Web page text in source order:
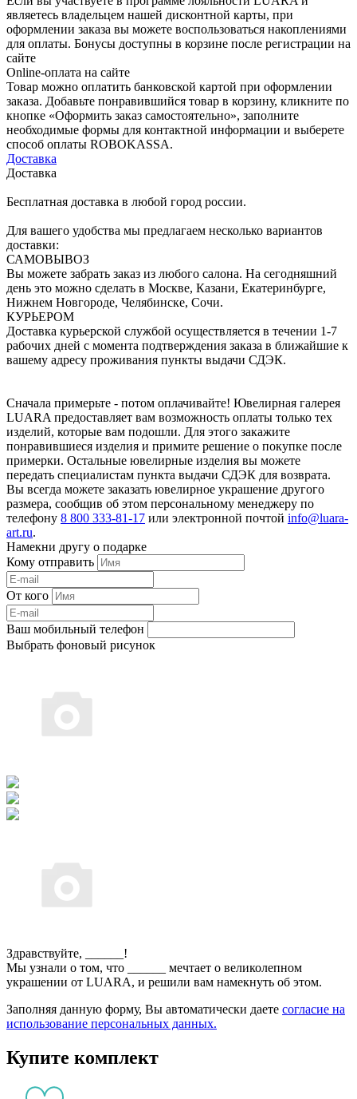
являетесь владельцем нашей дисконтной карты, при
оформлении заказа вы можете воспользоваться накоплениями
для оплаты. Бонусы доступны в корзине после регистрации на
сайте
Online-оплата на сайте
Товар можно оплатить банковской картой при оформлении
заказа. Добавьте понравившийся товар в корзину, кликните по
кнопке «Оформить заказ самостоятельно», заполните
необходимые формы для контактной информации и выберете
способ оплаты ROBOKASSA.
Доставка
Доставка
Бесплатная доставка в любой город россии.
Для вашего удобства мы предлагаем несколько вариантов
доставки:
САМОВЫВОЗ
Вы можете забрать заказ из любого салона. На сегодняшний
день это можно сделать в Москве, Казани, Екатеринбурге,
Нижнем Новгороде, Челябинске, Сочи.
КУРЬЕРОМ
Доставка курьерской службой осуществляется в течении 1-7
рабочих дней с момента подтверждения заказа в ближайшие к
вашему адресу проживания пункты выдачи СДЭК.
Сначала примерьте - потом оплачивайте! Ювелирная галерея
LUARA предоставляет вам возможность оплаты только тех
изделий, которые вам подошли. Для этого закажите
понравившиеся изделия и примите решение о покупке после
примерки. Остальные ювелирные изделия вы можете
передать специалистам пункта выдачи СДЭК для возврата.
Вы всегда можете заказать ювелирное украшение другого
размера, сообщив об этом персональному менеджеру по
телефону 8 800 333-81-17 или электронной почтой info@luara-
art.ru.
Намекни другу о подарке
Кому отправить
От кого
Ваш мобильный телефон
Выбрать фоновый рисунок
Здравствуйте,
!
Мы узнали о том, что
мечтает о великолепном
украшении от LUARA, и решили вам намекнуть об этом.
Заполняя данную форму, Вы автоматически даете согласие на
использование персональных данных.
Купите комплект